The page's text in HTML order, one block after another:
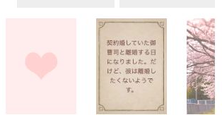
作品を読む
してきて──？
の雛子』🦅
、雛子？！！！』🐥
上司が見せる素顔は、なぜか想像以上に甘く